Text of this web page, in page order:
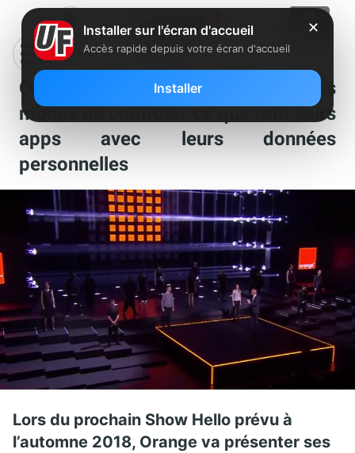
Orange va permettre à ses abonnés
mobile de contrôler ce que font leurs
apps avec leurs données
personnelles
Lors du prochain Show Hello prévu à
l’automne 2018, Orange va présenter ses
✕
Installer sur l'écran d'accueil
Accès rapide depuis votre écran d'accueil
Installer